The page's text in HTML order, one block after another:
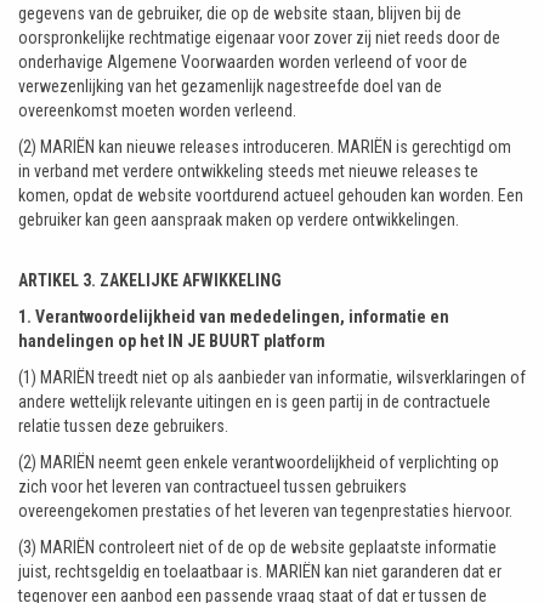
gegevens van de gebruiker, die op de website staan, blijven bij de
oorspronkelijke rechtmatige eigenaar voor zover zij niet reeds door de
onderhavige Algemene Voorwaarden worden verleend of voor de
verwezenlijking van het gezamenlijk nagestreefde doel van de
overeenkomst moeten worden verleend.
(2) MARIËN kan nieuwe releases introduceren. MARIËN is gerechtigd om
in verband met verdere ontwikkeling steeds met nieuwe releases te
komen, opdat de website voortdurend actueel gehouden kan worden. Een
gebruiker kan geen aanspraak maken op verdere ontwikkelingen.
ARTIKEL 3. ZAKELIJKE AFWIKKELING
1. Verantwoordelijkheid van mededelingen, informatie en
handelingen op het IN JE BUURT platform
(1) MARIËN treedt niet op als aanbieder van informatie, wilsverklaringen of
andere wettelijk relevante uitingen en is geen partij in de contractuele
relatie tussen deze gebruikers.
(2) MARIËN neemt geen enkele verantwoordelijkheid of verplichting op
zich voor het leveren van contractueel tussen gebruikers
overeengekomen prestaties of het leveren van tegenprestaties hiervoor.
(3) MARIËN controleert niet of de op de website geplaatste informatie
juist, rechtsgeldig en toelaatbaar is. MARIËN kan niet garanderen dat er
tegenover een aanbod een passende vraag staat of dat er tussen de